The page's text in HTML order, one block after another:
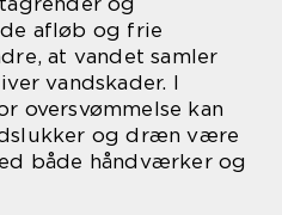
afløb og frie
at vandet samler
vandskader. I
oversvømmelse kan
og dræn være
både håndværker og